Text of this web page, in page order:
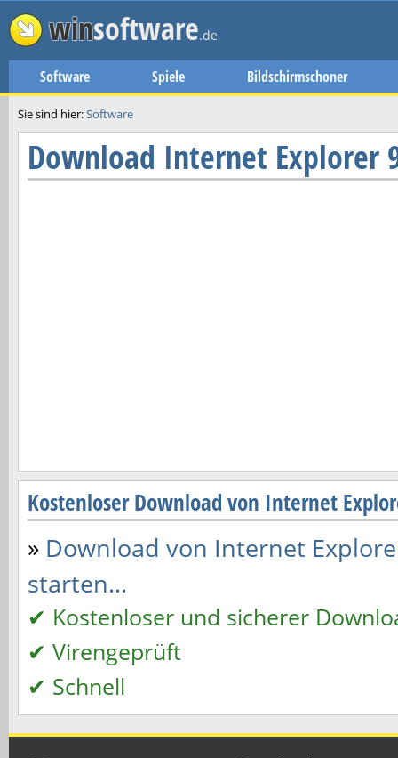
winsoftware.de
Software Spiele Bildschirmschoner
Sie sind hier:Software
Download Internet Explorer
Kostenloser Download von Internet
» Download von Internet
starten...
✔ Kostenloser und sicherer
✔ Virengeprüft
✔ Schnell